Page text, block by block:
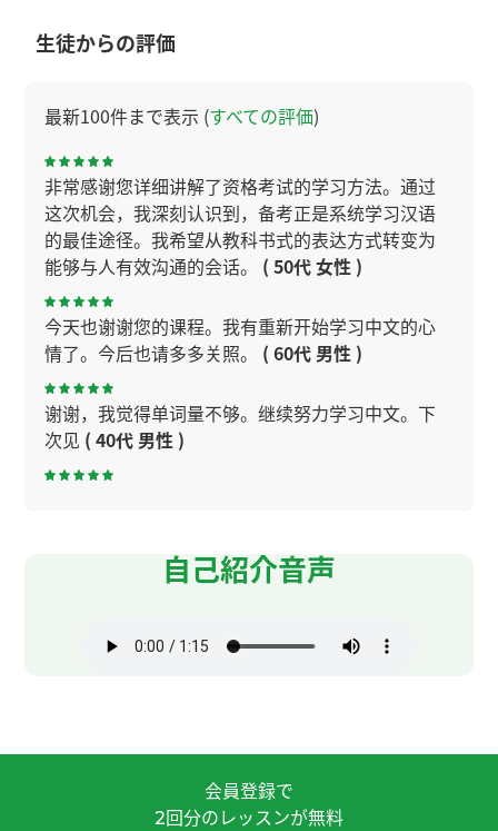
生徒からの評価
最新100件まで表示 (すべての評価)
非常感谢您详细讲解了资格考试的学习方法。通过
这次机会，我深刻认识到，备考正是系统学习汉语
的最佳途径。我希望从教科书式的表达方式转变为
能够与人有效沟通的会话。 ( 50代 女性 )
今天也谢谢您的课程。我有重新开始学习中文的心
情了。今后也请多多关照。 ( 60代 男性 )
谢谢，我觉得单词量不够。继续努力学习中文。下
次见 ( 40代 男性 )
谢谢老师！我感觉你这次上课说得比上次快一点，
不过好在我能跟得上了。所以我有了自信，很开
这次我和你练习展示了。你的建议对我长见识了，
自己紹介音声
会員登録で
2回分のレッスンが無料